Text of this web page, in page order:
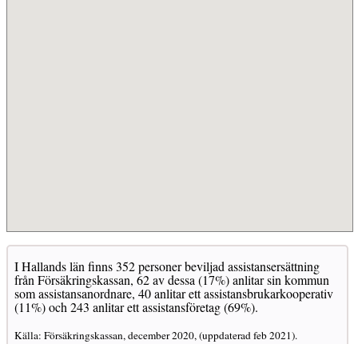
I Hallands län finns 352 personer beviljad assistansersättning
från Försäkringskassan, 62 av dessa (17%) anlitar sin kommun
som assistansanordnare, 40 anlitar ett assistansbrukarkooperativ
(11%) och 243 anlitar ett assistansföretag (69%).
Källa: Försäkringskassan, december 2020, (uppdaterad feb 2021).